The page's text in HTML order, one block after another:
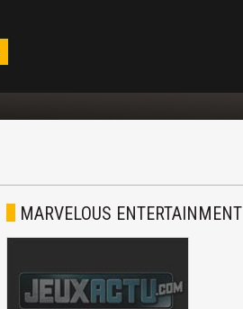
MARVELOUS ENTERTAINMENT